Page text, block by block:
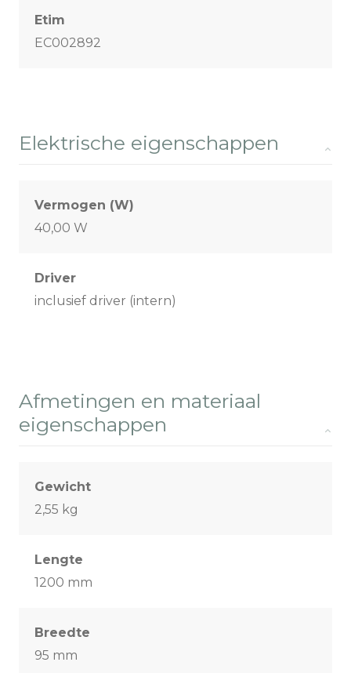
Etim
EC002892
Elektrische eigenschappen
Vermogen (W)
40,00 W
Driver
inclusief driver (intern)
Afmetingen en materiaal
eigenschappen
Gewicht
2,55 kg
Lengte
1200 mm
Breedte
95 mm